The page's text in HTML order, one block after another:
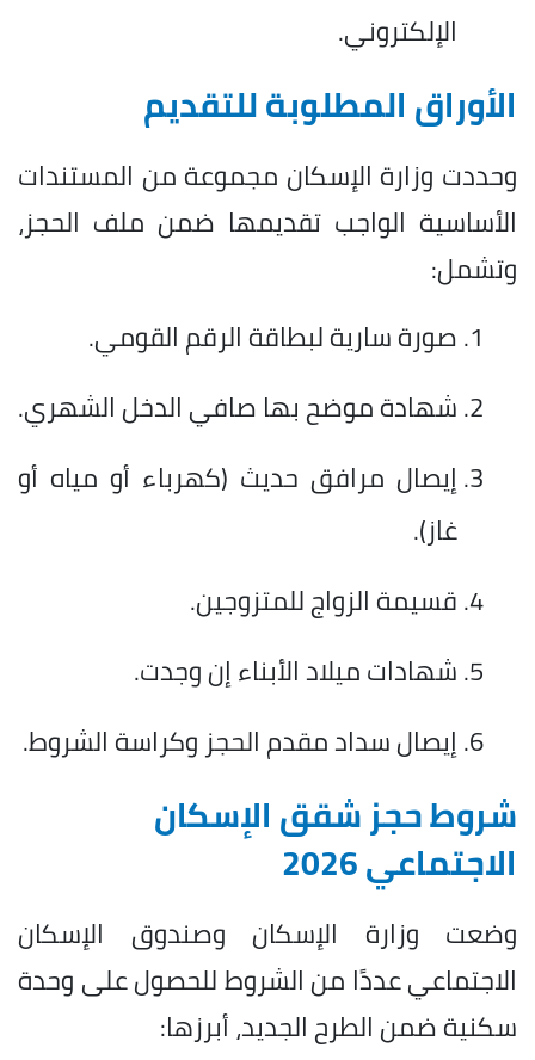
الإلكتروني.
الأوراق المطلوبة للتقديم
وحددت وزارة الإسكان مجموعة من المستندات
الأساسية الواجب تقديمها ضمن ملف الحجز،
وتشمل:
صورة سارية لبطاقة الرقم القومي.
شهادة موضح بها صافي الدخل الشهري.
إيصال مرافق حديث (كهرباء أو مياه أو
غاز).
قسيمة الزواج للمتزوجين.
شهادات ميلاد الأبناء إن وجدت.
إيصال سداد مقدم الحجز وكراسة الشروط.
شروط حجز شقق الإسكان
الاجتماعي 2026
وضعت وزارة الإسكان وصندوق الإسكان
الاجتماعي عددًا من الشروط للحصول على وحدة
سكنية ضمن الطرح الجديد، أبرزها: